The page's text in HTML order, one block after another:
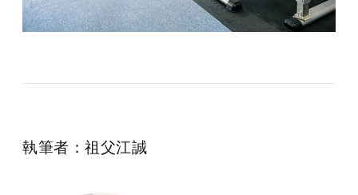
執筆者：祖父江誠